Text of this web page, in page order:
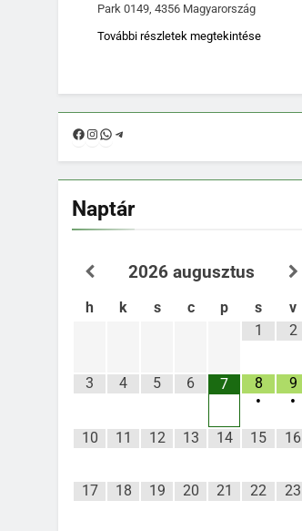
Park 0149, 4356 Magyarország
További részletek megtekintése
Facebook
Instagram
WhatsApp
Naptár
2026 augusztus
h k s c p s
v
1
2
3 4 5 6 7
8
•
9
•
10 11 12 13 14 15 16
17 18 19 20 21 22 23